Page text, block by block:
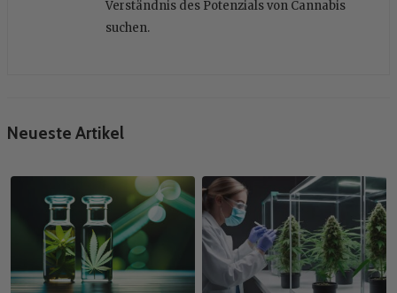
Verständnis des Potenzials von Cannabis
suchen.
Neueste Artikel